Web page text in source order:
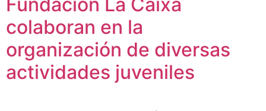
colaboran en la
organización de diversas
actividades juveniles